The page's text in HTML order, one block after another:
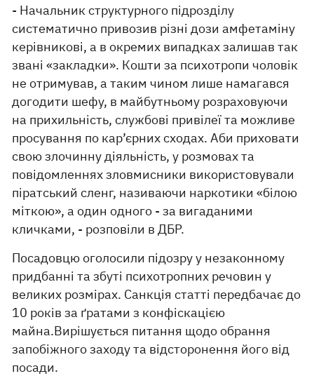
- Начальник структурного підрозділу
систематично привозив різні дози амфетаміну
керівникові, а в окремих випадках залишав так
звані «закладки». Кошти за психотропи чоловік
не отримував, а таким чином лише намагався
догодити шефу, в майбутньому розраховуючи
на прихильність, службові привілеї та можливе
просування по кар’єрних сходах. Аби приховати
свою злочинну діяльність, у розмовах та
повідомленнях зловмисники використовували
піратський сленг, називаючи наркотики «білою
міткою», а один одного - за вигаданими
кличками, - розповіли в ДБР.
Посадовцю оголосили підозру у незаконному
придбанні та збуті психотропних речовин у
великих розмірах. Санкція статті передбачає до
10 років за ґратами з конфіскацією
майна.Вирішується питання щодо обрання
запобіжного заходу та відсторонення його від
посади.